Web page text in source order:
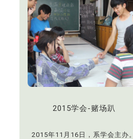
2015学会-赌场趴
2015年11月16日，系学会主办。